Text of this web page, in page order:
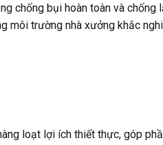
chống bụi hoàn toàn và chống
môi trường nhà xưởng khắc
loạt lợi ích thiết thực, góp